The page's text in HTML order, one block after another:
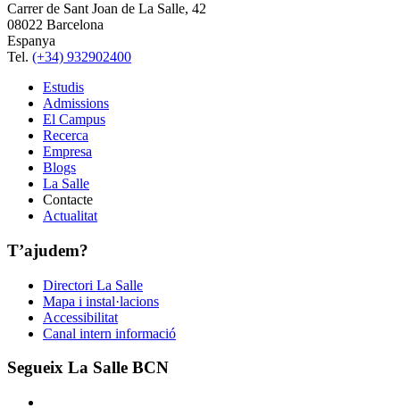
Carrer de Sant Joan de La Salle, 42
08022 Barcelona
Espanya
Tel. (+34) 932902400
Estudis
Admissions
El Campus
Recerca
Empresa
Blogs
La Salle
Contacte
Actualitat
T’ajudem?
Directori La Salle
Mapa i instal·lacions
Accessibilitat
Canal intern informació
Segueix La Salle BCN